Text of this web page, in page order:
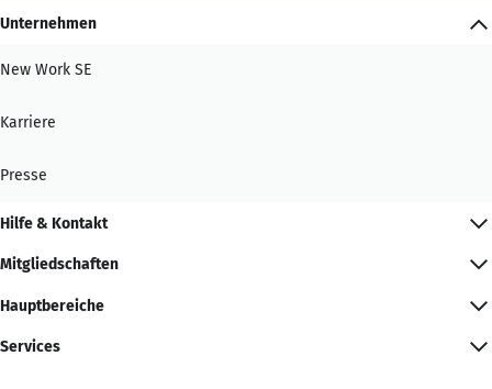
Unternehmen
New Work SE
Karriere
Presse
Hilfe & Kontakt
Mitgliedschaften
Hauptbereiche
Services